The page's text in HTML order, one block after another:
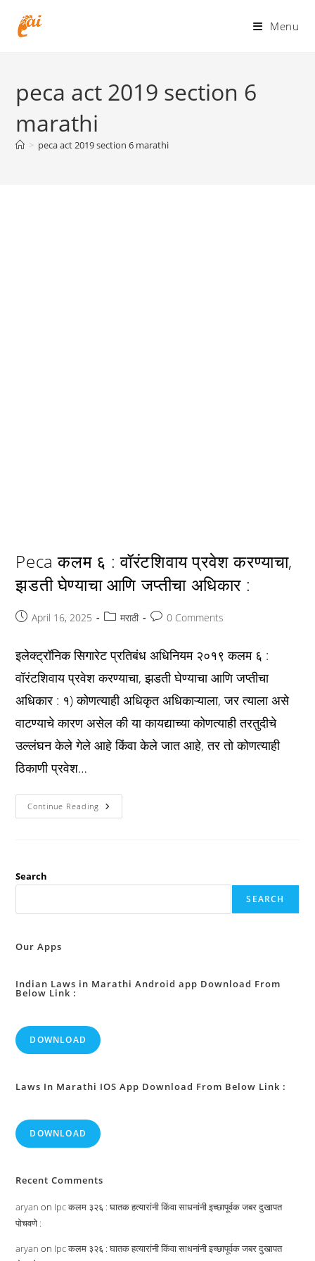
Menu
peca act 2019 section 6
marathi
> peca act 2019 section 6 marathi
Peca कलम ६ : वॉरंटशिवाय प्रवेश करण्याचा,
झडती घेण्याचा आणि जप्तीचा अधिकार :
PostApril 16, 2025
Postमराठी
Post0 Comments
इलेक्ट्रॉनिक सिगारेट प्रतिबंध अधिनियम २०१९ कलम ६ :
वॉरंटशिवाय प्रवेश करण्याचा, झडती घेण्याचा आणि जप्तीचा
अधिकार : १) कोणत्याही अधिकृत अधिकाऱ्याला, जर त्याला असे
वाटण्याचे कारण असेल की या कायद्याच्या कोणत्याही तरतुदीचे
उल्लंघन केले गेले आहे किंवा केले जात आहे, तर तो कोणत्याही
ठिकाणी प्रवेश…
Continue Reading Peca
कलम
घेण्याचा
अधिकार
Search
SEARCH
Our Apps
Indian Laws in Marathi Android app Download From
Below Link :
DOWNLOAD
Laws In Marathi IOS App Download From Below Link :
DOWNLOAD
Recent Comments
aryan on Ipc कलम ३२६ : घातक हत्यारांनी किंवा साधनांनी इच्छापूर्वक जबर दुखापत
पोचवणे :
aryan on Ipc कलम ३२६ : घातक हत्यारांनी किंवा साधनांनी इच्छापूर्वक जबर दुखापत